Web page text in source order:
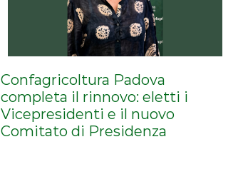
Confagricoltura Padova
completa il rinnovo: eletti i
Vicepresidenti e il nuovo
Comitato di Presidenza